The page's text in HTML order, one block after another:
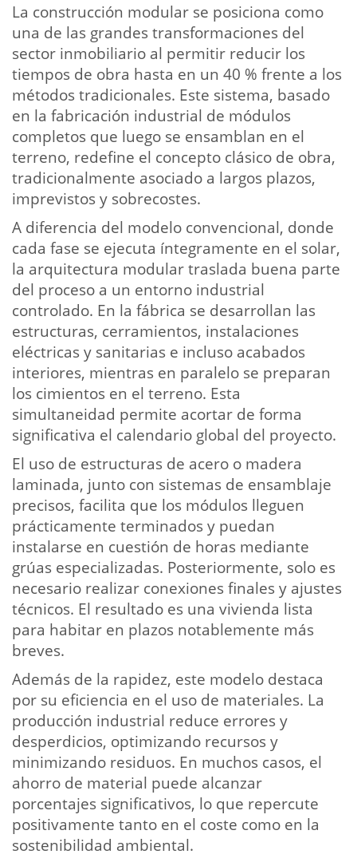
La construcción modular se posiciona como
una de las grandes transformaciones del
sector inmobiliario al permitir reducir los
tiempos de obra hasta en un 40 % frente a los
métodos tradicionales. Este sistema, basado
en la fabricación industrial de módulos
completos que luego se ensamblan en el
terreno, redefine el concepto clásico de obra,
tradicionalmente asociado a largos plazos,
imprevistos y sobrecostes.
A diferencia del modelo convencional, donde
cada fase se ejecuta íntegramente en el solar,
la arquitectura modular traslada buena parte
del proceso a un entorno industrial
controlado. En la fábrica se desarrollan las
estructuras, cerramientos, instalaciones
eléctricas y sanitarias e incluso acabados
interiores, mientras en paralelo se preparan
los cimientos en el terreno. Esta
simultaneidad permite acortar de forma
significativa el calendario global del proyecto.
El uso de estructuras de acero o madera
laminada, junto con sistemas de ensamblaje
precisos, facilita que los módulos lleguen
prácticamente terminados y puedan
instalarse en cuestión de horas mediante
grúas especializadas. Posteriormente, solo es
necesario realizar conexiones finales y ajustes
técnicos. El resultado es una vivienda lista
para habitar en plazos notablemente más
breves.
Además de la rapidez, este modelo destaca
por su eficiencia en el uso de materiales. La
producción industrial reduce errores y
desperdicios, optimizando recursos y
minimizando residuos. En muchos casos, el
ahorro de material puede alcanzar
porcentajes significativos, lo que repercute
positivamente tanto en el coste como en la
sostenibilidad ambiental.